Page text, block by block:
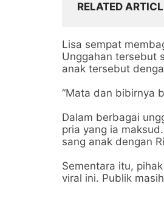
RELATED
Lisa sempat
Unggahan tersebut
anak tersebut
“Mata dan bibirnya
Dalam berbagai
pria yang ia
sang anak dengan
Sementara itu,
viral ini. Publik